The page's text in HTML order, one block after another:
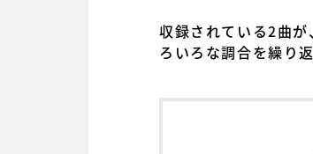
収録されている2曲
ろいろな調合を繰り